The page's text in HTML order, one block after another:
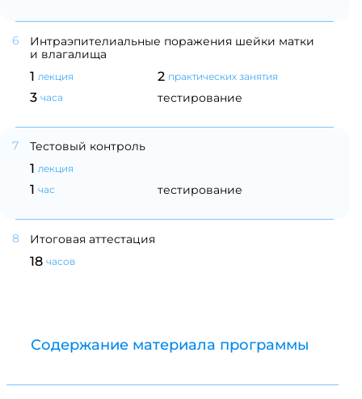
6
Интраэпителиальные поражения шейки матки
и влагалища
1 лекция 2 практических занятия
3 часа тестирование
7 Тестовый контроль
1 лекция
1 час тестирование
8 Итоговая аттестация
18 часов
Содержание материала программы